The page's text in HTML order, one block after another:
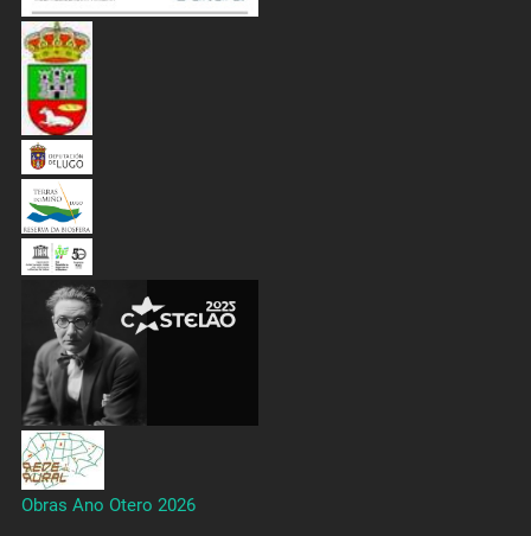
Obras Ano Otero 2026